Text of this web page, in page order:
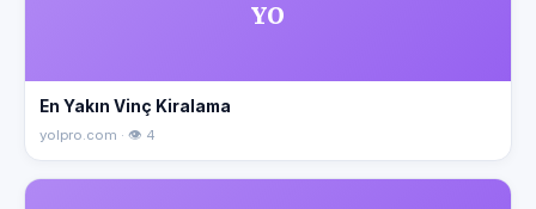
YO
En Yakın Vinç Kiralama
yolpro.com · 👁 4